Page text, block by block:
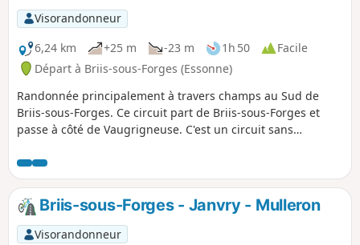
Visorandonneur
6,24 km
+25 m -23 m 1h 50
Facile
Départ à Briis-sous-Forges (Essonne)
Randonnée principalement à travers champs au Sud de
Briis-sous-Forges. Ce circuit part de Briis-sous-Forges et
passe à côté de Vaugrigneuse. C'est un circuit sans
Briis-sous-Forges - Janvry - Mulleron
Visorandonneur